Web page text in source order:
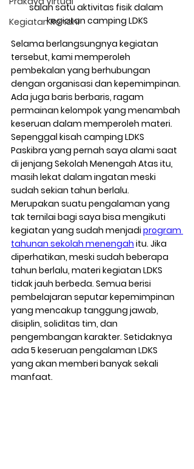
Kegiatan Rohani
salah satu aktivitas fisik dalam
kegiatan camping LDKS
Selama berlangsungnya kegiatan
tersebut, kami memperoleh
pembekalan yang berhubungan
dengan organisasi dan kepemimpinan.
Ada juga baris berbaris, ragam
permainan kelompok yang menambah
keseruan dalam memperoleh materi.
Sepenggal kisah camping LDKS
Paskibra yang pernah saya alami saat
di jenjang Sekolah Menengah Atas itu,
masih lekat dalam ingatan meski
sudah sekian tahun berlalu.
Merupakan suatu pengalaman yang
tak ternilai bagi saya bisa mengikuti
kegiatan yang sudah menjadi program
tahunan sekolah menengah itu. Jika
diperhatikan, meski sudah beberapa
tahun berlalu, materi kegiatan LDKS
tidak jauh berbeda. Semua berisi
pembelajaran seputar kepemimpinan
yang mencakup tanggung jawab,
disiplin, soliditas tim, dan
pengembangan karakter. Setidaknya
ada 5 keseruan pengalaman LDKS
yang akan memberi banyak sekali
manfaat.